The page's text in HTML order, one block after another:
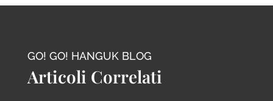
GO! GO! HANGUK BLOG
Articoli Correlati